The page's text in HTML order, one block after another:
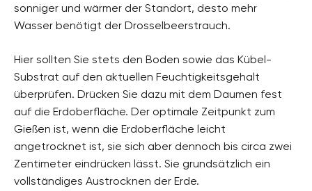
sonniger und wärmer der Standort, desto mehr
Wasser benötigt der Drosselbeerstrauch.
Hier sollten Sie stets den Boden sowie das Kübel-
Substrat auf den aktuellen Feuchtigkeitsgehalt
überprüfen. Drücken Sie dazu mit dem Daumen fest
auf die Erdoberfläche. Der optimale Zeitpunkt zum
Gießen ist, wenn die Erdoberfläche leicht
angetrocknet ist, sie sich aber dennoch bis circa zwei
Zentimeter eindrücken lässt. Sie grundsätzlich ein
vollständiges Austrocknen der Erde.